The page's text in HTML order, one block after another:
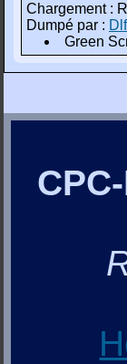
Chargement :
Dumpé par :
Green